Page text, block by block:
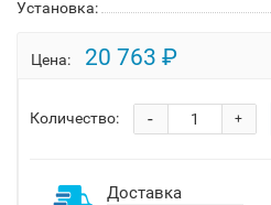
Установка:
Цена: 20 763 ₽
Количество: +
-
Доставка